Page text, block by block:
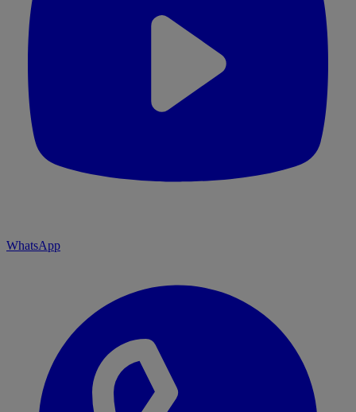
WhatsApp